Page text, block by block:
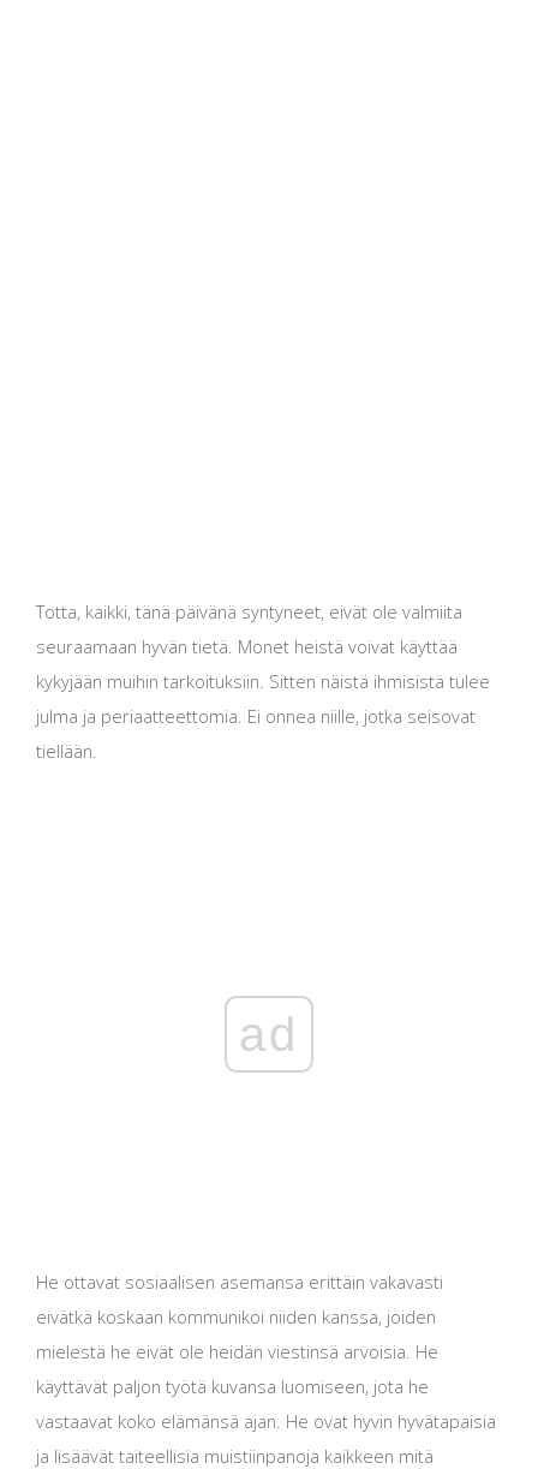
Totta, kaikki, tänä päivänä syntyneet, eivät ole valmiita
seuraamaan hyvän tietä. Monet heistä voivat käyttää
kykyjään muihin tarkoituksiin. Sitten näistä ihmisistä tulee
julma ja periaatteettomia. Ei onnea niille, jotka seisovat
tiellään.
ad
He ottavat sosiaalisen asemansa erittäin vakavasti
eivätkä koskaan kommunikoi niiden kanssa, joiden
mielestä he eivät ole heidän viestinsä arvoisia. He
käyttävät paljon työtä kuvansa luomiseen, jota he
vastaavat koko elämänsä ajan. He ovat hyvin hyvätapaisia ​​
ja lisäävät taiteellisia muistiinpanoja kaikkeen mitä